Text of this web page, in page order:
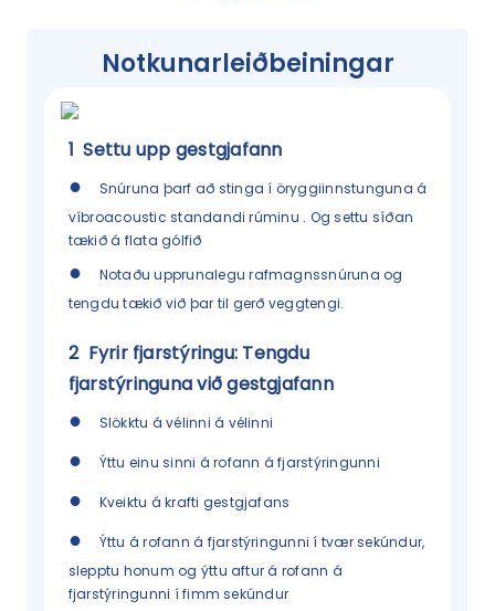
Notkunarleiðbeiningar
1 Settu upp gestgjafann
●
Snúruna þarf að stinga í öryggiinnstunguna á
víbroacoustic standandi rúminu . Og settu síðan
tækið á flata gólfið
●
Notaðu upprunalegu rafmagnssnúruna og
tengdu tækið við þar til gerð veggtengi.
2 Fyrir fjarstýringu: Tengdu
fjarstýringuna við gestgjafann
● Slökktu á vélinni á vélinni
● Ýttu einu sinni á rofann á fjarstýringunni
● Kveiktu á krafti gestgjafans
●
Ýttu á rofann á fjarstýringunni í tvær sekúndur,
slepptu honum og ýttu aftur á rofann á
fjarstýringunni í fimm sekúndur